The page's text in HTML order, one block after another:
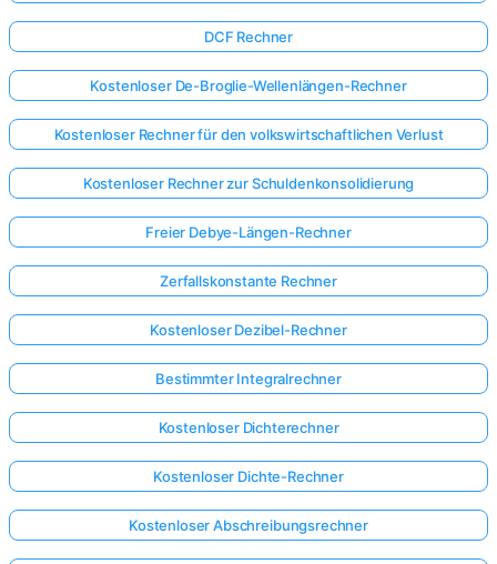
DCF Rechner
Kostenloser De-Broglie-Wellenlängen-Rechner
Kostenloser Rechner für den volkswirtschaftlichen Verlust
Kostenloser Rechner zur Schuldenkonsolidierung
Freier Debye-Längen-Rechner
Zerfallskonstante Rechner
Kostenloser Dezibel-Rechner
Bestimmter Integralrechner
Kostenloser Dichterechner
Kostenloser Dichte-Rechner
Kostenloser Abschreibungsrechner